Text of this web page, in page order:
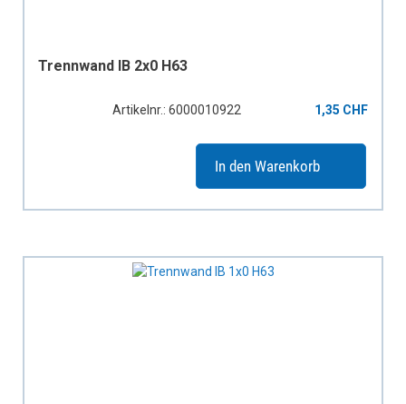
Trennwand IB 2x0 H63
Artikelnr.: 6000010922 1,35 CHF
In den Warenkorb